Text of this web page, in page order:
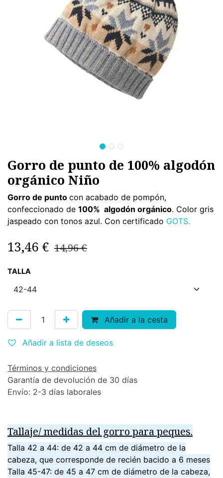
Gorro de punto de 100% algodón
orgánico Niño
Gorro de punto con acabado de pompón,
confeccionado de 100% algodón orgánico. Color gris
jaspeado con tonos azul. Con certificado GOTS.
13,46 € 14,96€
TALLA
Añadir a la cesta
Añadir a lista de deseos
Términos y condiciones
Garantía de devolución de 30 días
Envío: 2-3 días laborales
Tallaje/ medidas del gorro para peques.
Talla 42 a 44: de 42 a 44 cm de diámetro de la
cabeza, que corresponde de recién bacido a 6 meses
Talla 45-47: de 45 a 47 cm de diámetro de la cabeza,